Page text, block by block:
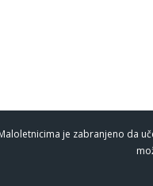
je zabranjeno da